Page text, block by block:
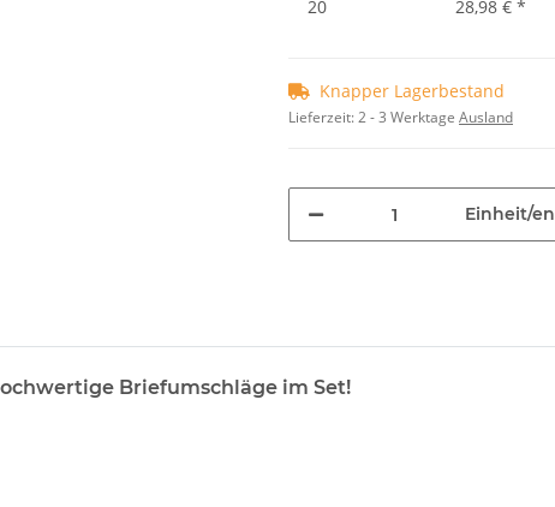
20
28,98 € *
Knapper Lagerbestand
Lieferzeit:2 - 3 Werktage Ausland
Einheit/en
Briefumschläge im Set!